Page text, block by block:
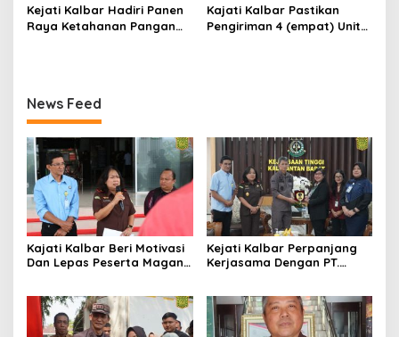
Kejati Kalbar Hadiri Panen
Raya Ketahanan Pangan
Kajati Kalbar Pastikan
Pengiriman 4 (empat) Unit
News Feed
Kajati Kalbar Beri Motivasi
Dan Lepas Peserta Magang
Kejati Kalbar Perpanjang
Kerjasama Dengan PT.